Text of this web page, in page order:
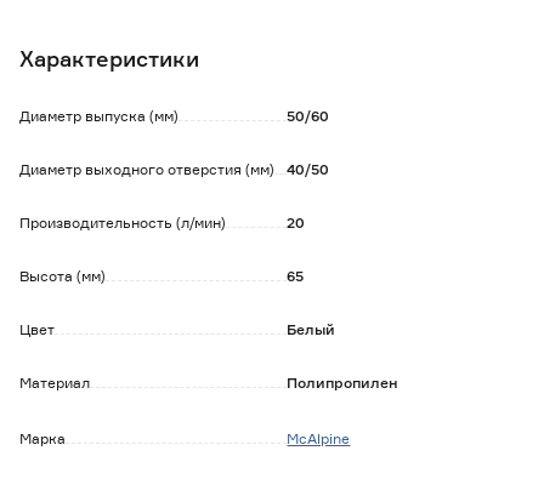
Характеристики
Диаметр выпуска (мм) 50/60
Диаметр выходного отверстия (мм) 40/50
Производительность (л/мин) 20
Высота (мм) 65
Цвет Белый
Материал Полипропилен
Марка MсAlрinе